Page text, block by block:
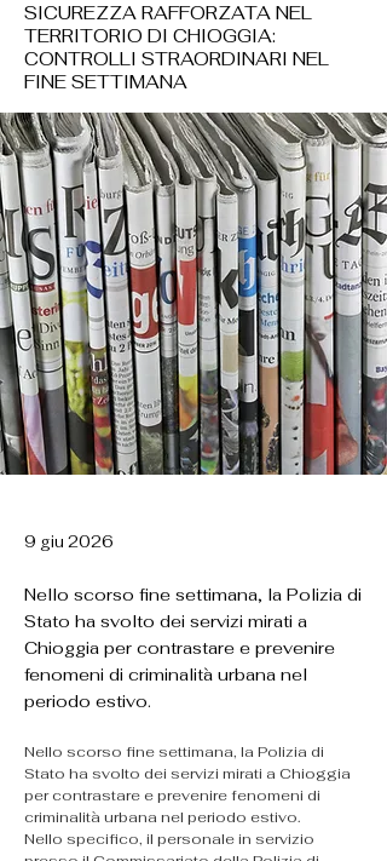
SICUREZZA RAFFORZATA NEL
TERRITORIO DI CHIOGGIA:
CONTROLLI STRAORDINARI NEL
FINE SETTIMANA
9 giu 2026
Nello scorso fine settimana, la Polizia di
Stato ha svolto dei servizi mirati a
Chioggia per contrastare e prevenire
fenomeni di criminalità urbana nel
periodo estivo.
Nello scorso fine settimana, la Polizia di
Stato ha svolto dei servizi mirati a Chioggia
per contrastare e prevenire fenomeni di
criminalità urbana nel periodo estivo.
Nello specifico, il personale in servizio